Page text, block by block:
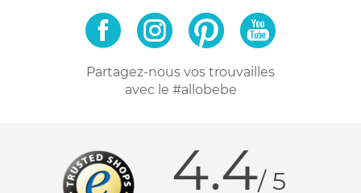
Partagez-nous vos trouvailles
avec le #allobebe
4.4/ 5